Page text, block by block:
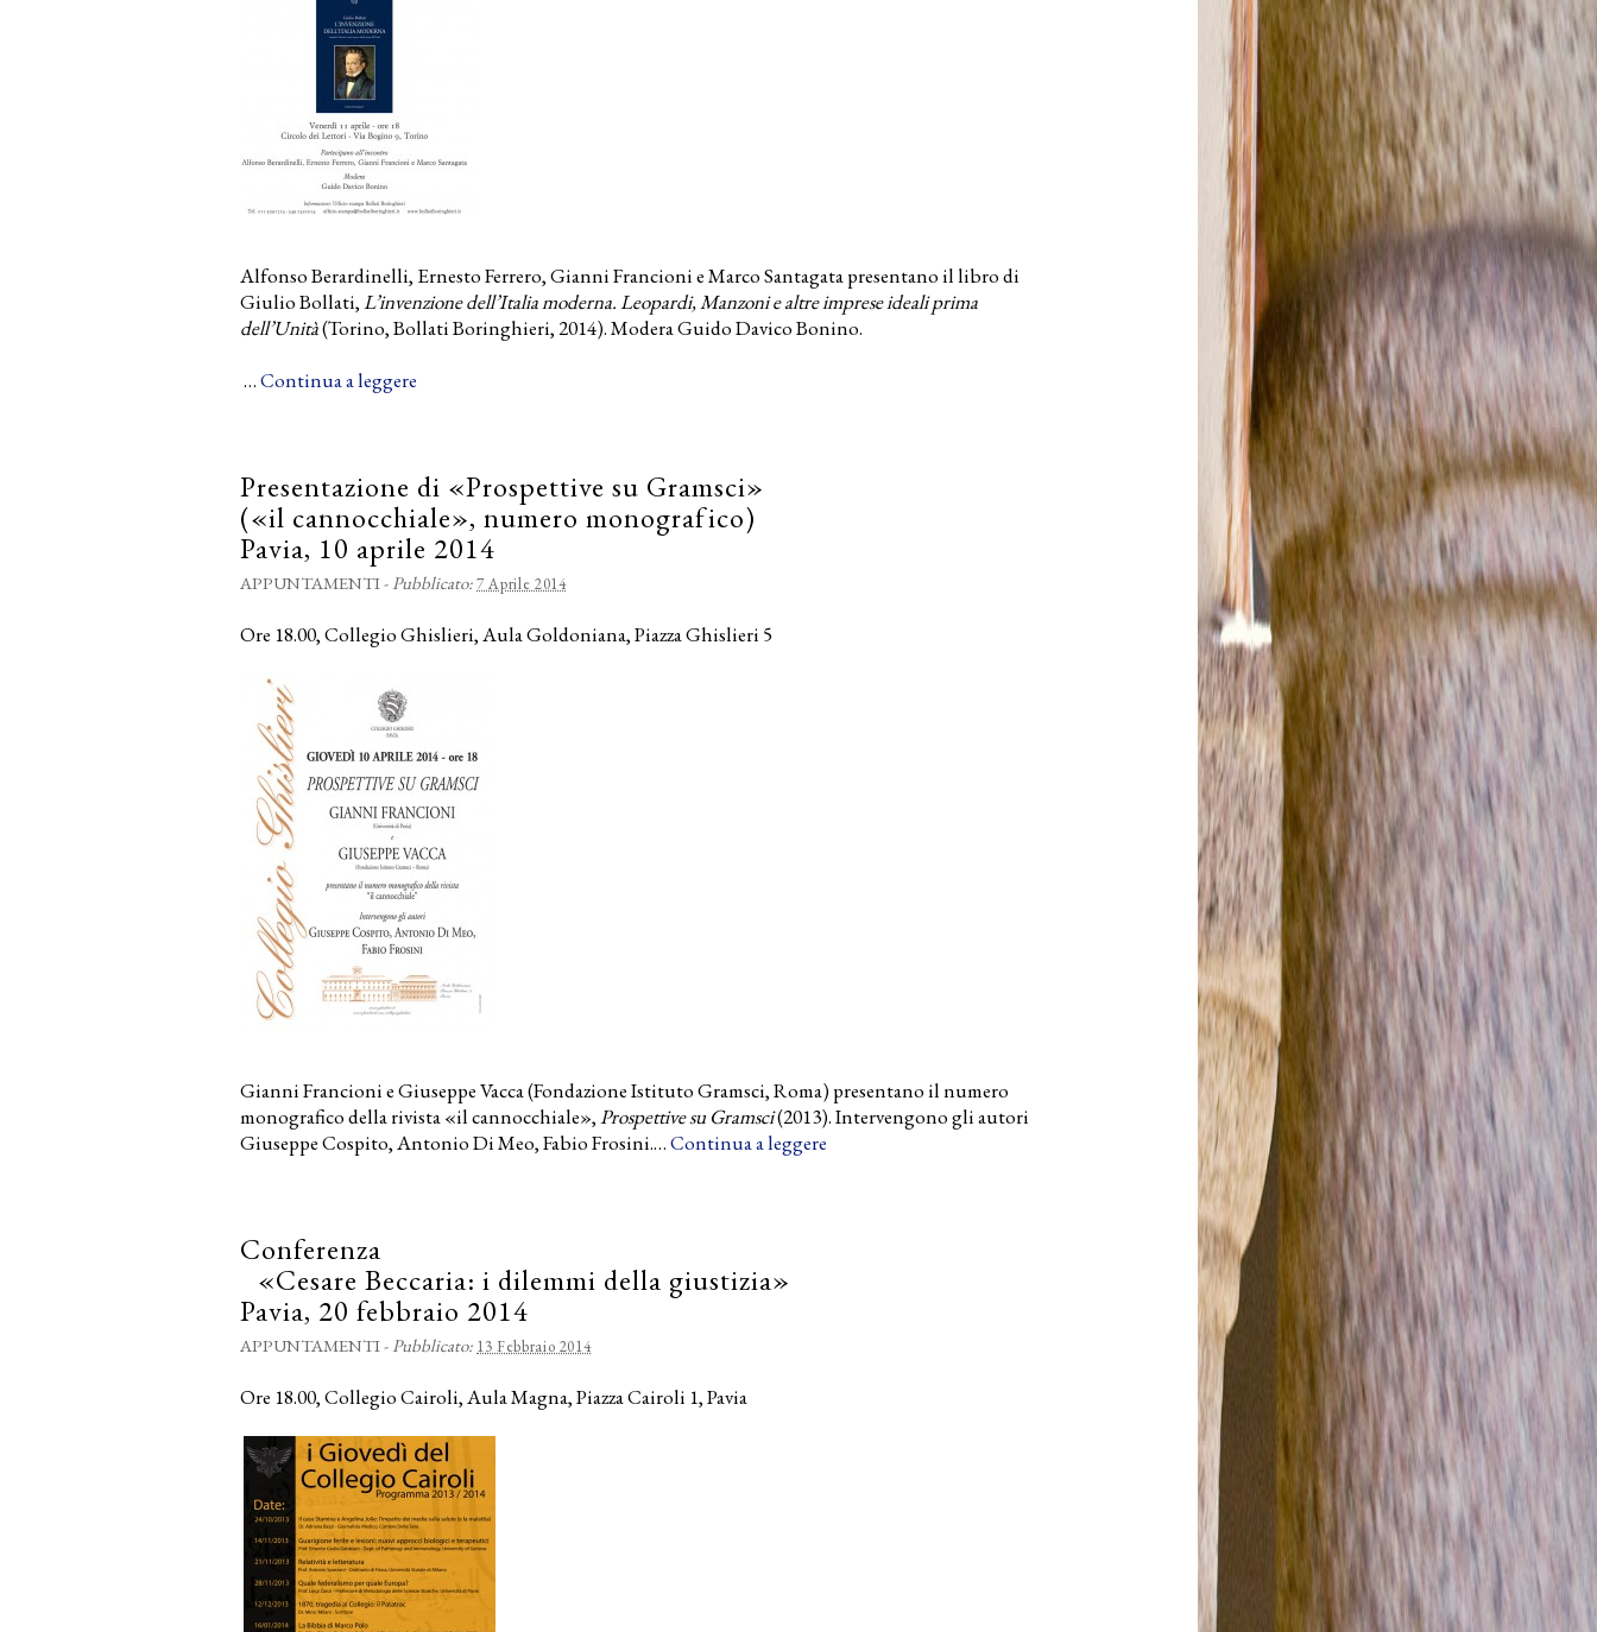
Alfonso Berardinelli, Ernesto Ferrero, Gianni Francioni e Marco Santagata presentano il libro di
Giulio Bollati,L’invenzione dell’Italia moderna. Leopardi, Manzoni e altre imprese ideali prima
dell’Unità(Torino, Bollati Boringhieri, 2014). Modera Guido Davico Bonino.
…Continua a leggere
Presentazione di «Prospettive su Gramsci»
(«il cannocchiale», numero monografico)
Pavia, 10 aprile 2014
APPUNTAMENTI-Pubblicato:7 Aprile 2014
Ore 18.00, Collegio Ghislieri, Aula Goldoniana, Piazza Ghislieri 5
Gianni Francioni e Giuseppe Vacca (Fondazione Istituto Gramsci, Roma) presentano il numero
monografico della rivista «il cannocchiale»,Prospettive su Gramsci(2013). Intervengono gli autori
Giuseppe Cospito, Antonio Di Meo, Fabio Frosini.…Continua a leggere
Conferenza
«Cesare Beccaria: i dilemmi della giustizia»
Pavia, 20 febbraio 2014
APPUNTAMENTI-Pubblicato: 13 Febbraio 2014
Ore 18.00, Collegio Cairoli, Aula Magna, Piazza Cairoli 1, Pavia